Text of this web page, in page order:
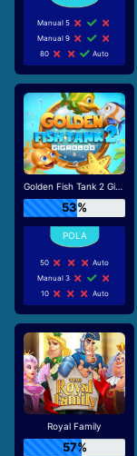
Manual 5
Manual 9
80
Auto
Golden Fish Tank 2 Gigablox
53%
50
Auto
Manual 3
10
Auto
Royal Family
57%